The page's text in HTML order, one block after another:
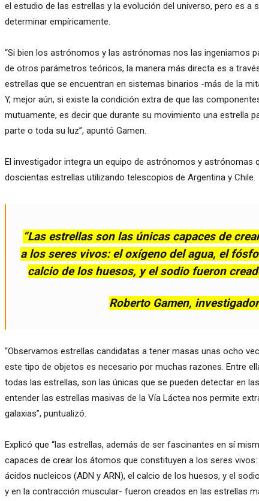
el estudio de las estrellas y la evolución del universo, pero es a
determinar empíricamente.
“Si bien los astrónomos y las astrónomas nos las ingeniamos
de otros parámetros teóricos, la manera más directa es a
estrellas que se encuentran en sistemas binarios -más de la
Y, mejor aún, si existe la condición extra de que las
mutuamente, es decir que durante su movimiento una estrella
parte o toda su luz”, apuntó Gamen.
El investigador integra un equipo de astrónomos y astrónomas
doscientas estrellas utilizando telescopios de Argentina y Chile.
“Las estrellas son las únicas capaces de
a los seres vivos: el oxígeno del agua, el
calcio de los huesos, y el sodio fueron
Roberto Gamen,
“Observamos estrellas candidatas a tener masas unas ocho
este tipo de objetos es necesario por muchas razones. Entre
todas las estrellas, son las únicas que se pueden detectar en
entender las estrellas masivas de la Vía Láctea nos permite
galaxias”, puntualizó.
Explicó que “las estrellas, además de ser fascinantes en sí
capaces de crear los átomos que constituyen a los seres
ácidos nucleicos (ADN y ARN), el calcio de los huesos, y el
y en la contracción muscular- fueron creados en las estrellas